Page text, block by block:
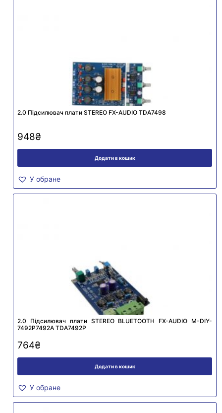
2.0 Підсилювач плати STEREO FX-AUDIO TDA7498
948₴
Додати в кошик
У обране
2.0 Підсилювач плати STEREO BLUETOOTH FX-AUDIO M-DIY-
7492P7492A TDA7492P
764₴
Додати в кошик
У обране